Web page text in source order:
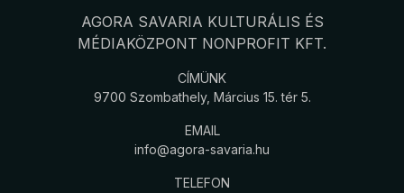
AGORA SAVARIA KULTURÁLIS ÉS
MÉDIAKÖZPONT NONPROFIT KFT.
CÍMÜNK
9700 Szombathely, Március 15. tér 5.
EMAIL
info@agora-savaria.hu
TELEFON